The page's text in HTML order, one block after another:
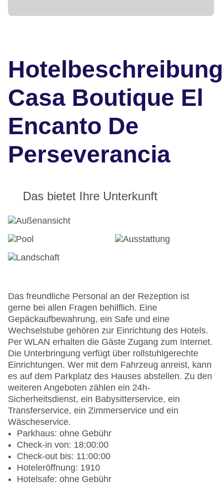
Casa Boutique El
Encanto De
Perseverancia
Das bietet Ihre Unterkunft
Das freundliche Personal an der Rezeption ist
gerne bei allen Fragen behilflich. Eine
Gepäckaufbewahrung, ein Safe und eine
Wechselstube gehören zur Einrichtung des Hotels.
Per WLAN erhalten die Gäste Zugang zum Internet.
Die Unterbringung verfügt über rollstuhlgerechte
Einrichtungen. Wer mit dem Fahrzeug anreist, kann
es auf dem Parkplatz des Hauses abstellen. Zu den
weiteren Angeboten zählen ein 24h-
Sicherheitsdienst, ein Babysitterservice, ein
Transferservice, ein Zimmerservice und ein
Wäscheservice.
Parkhaus: ohne Gebühr
Check-in von: 18:00:00
Check-out bis: 11:00:00
Hoteleröffnung: 1910
Hotelsafe: ohne Gebühr